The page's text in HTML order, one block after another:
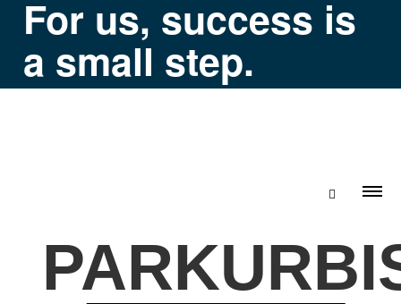
For us, success is
a small step.